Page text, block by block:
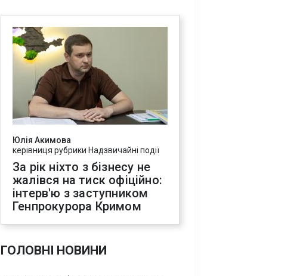
Юлія Акимова
керівниця рубрики Надзвичайні події
За рік ніхто з бізнесу не
жалівся на тиск офіційно:
інтерв'ю з заступником
Генпрокурора Кримом
ГОЛОВНІ НОВИНИ